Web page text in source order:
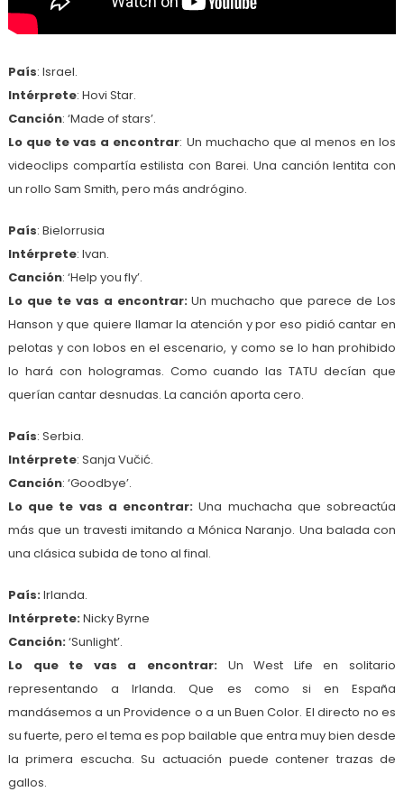
País: Israel.
Intérprete: Hovi Star.
Canción: ‘Made of stars’.
Lo que te vas a encontrar: Un muchacho que al menos en los
videoclips compartía estilista con Barei. Una canción lentita con
un rollo Sam Smith, pero más andrógino.
País: Bielorrusia
Intérprete: Ivan.
Canción: ‘Help you fly’.
Lo que te vas a encontrar:Un muchacho que parece de Los
Hanson y que quiere llamar la atención y por eso pidió cantar en
pelotas y con lobos en el escenario, y como se lo han prohibido
lo hará con hologramas. Como cuando las TATU decían que
querían cantar desnudas. La canción aporta cero.
País: Serbia.
Intérprete: Sanja Vučić.
Canción: ‘Goodbye’.
Lo que te vas a encontrar: Una muchacha que sobreactúa
más que un travesti imitando a Mónica Naranjo. Una balada con
una clásica subida de tono al final.
País:Irlanda.
Intérprete:Nicky Byrne
Canción:‘Sunlight’.
Lo que te vas a encontrar: Un West Life en solitario
representando a Irlanda. Que es como si en España
mandásemos a un Providence o a un Buen Color. El directo no es
su fuerte, pero el tema es pop bailable que entra muy bien desde
la primera escucha. Su actuación puede contener trazas de
gallos.